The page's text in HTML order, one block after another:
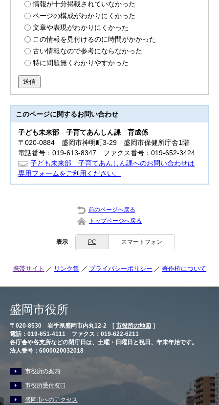
情報が十分掲載されていなかった
ページの構成がわかりにくかった
文章や表現がわかりにくかった
この情報を見付けるのに時間がかかった
古い情報なので参考にならなかった
特に問題無くわかりやすかった
送信
このページに関するお問い合わせ
子ども未来部子育てあんしん課 育成係
〒020-0884 盛岡市神明町3-29 盛岡市保健所庁舎1階
電話番号：019-613-8347 ファクス番号：019-652-3424
子ども未来部 子育てあんしん課へのお問い合わせは
専用フォームをご利用ください。
前のページへ戻る
トップページへ戻る
表示 PC スマートフォン
携帯サイト リンク集 プライバシーポリシー 著作権について
盛岡市役所
〒020-8530 岩手県盛岡市内丸12-2 [ 市役所の地図 ］
電話：019-651-4111 ファクス：019-622-6211
各庁舎や各支所などの閉庁日は、土曜・日曜日と祝日、年末年始です。
法人番号：6000020032018
市役所の案内
市役所受付窓口
盛岡市へのアクセス